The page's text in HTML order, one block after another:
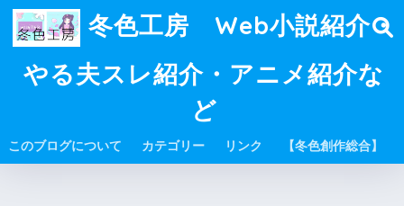
冬色工房 Web小説紹介・
やる夫スレ紹介・アニメ紹介な
ど
このブログについて カテゴリー リンク 【冬色創作総合】